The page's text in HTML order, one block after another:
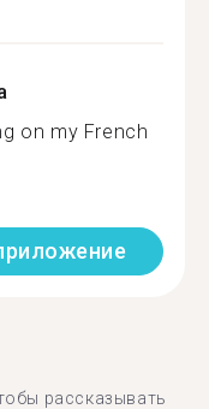
on my French
рассказывать